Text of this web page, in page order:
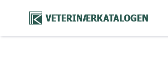
VETERINÆRKATALOGEN